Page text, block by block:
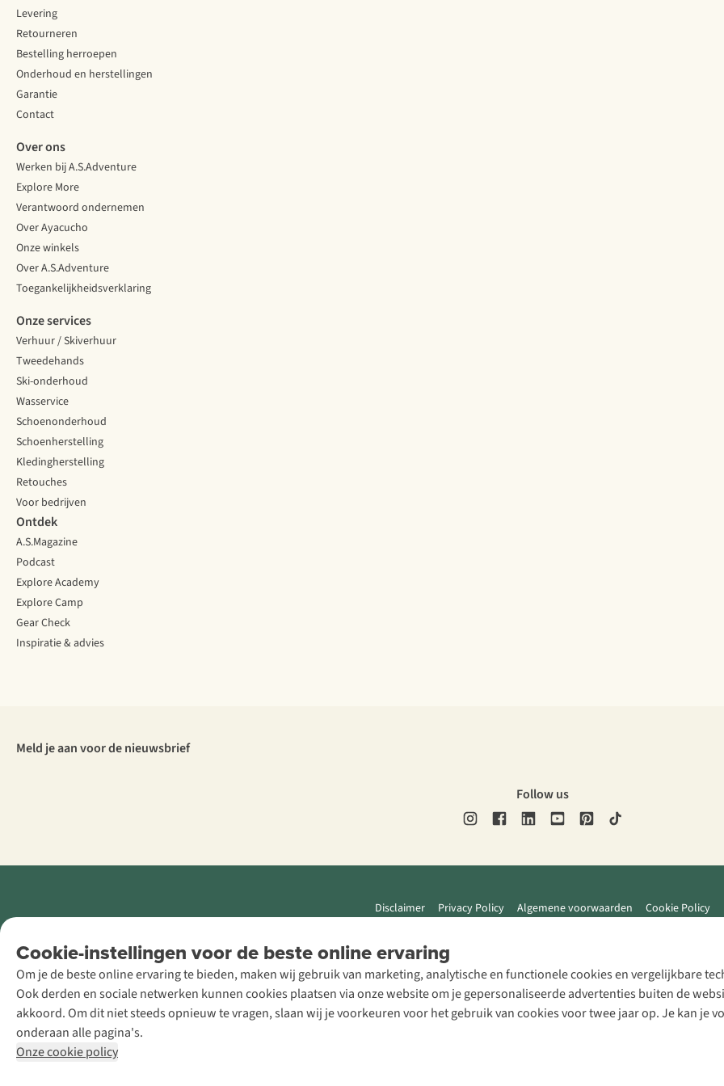
Cookie-instellingen voor de beste online ervaring
Om je de beste online ervaring te bieden, maken wij gebruik van marketing, analytische en functionele cookies en vergelijkbare
Ook derden en sociale netwerken kunnen cookies plaatsen via onze website om je gepersonaliseerde advertenties buiten de
akkoord. Om dit niet steeds opnieuw te vragen, slaan wij je voorkeuren voor het gebruik van cookies voor twee jaar op. Je kan je
onderaan alle pagina's.
Onze cookie policy
Levering
Retourneren
Bestelling herroepen
Onderhoud en herstellingen
Garantie
Contact
Over ons
Werken bij A.S.Adventure
Explore More
Verantwoord ondernemen
Over Ayacucho
Onze winkels
Over A.S.Adventure
Toegankelijkheidsverklaring
Onze services
Verhuur / Skiverhuur
Tweedehands
Ski-onderhoud
Wasservice
Schoenonderhoud
Schoenherstelling
Kledingherstelling
Retouches
Voor bedrijven
Ontdek
A.S.Magazine
Podcast
Explore Academy
Explore Camp
Gear Check
Inspiratie & advies
Meld je aan voor de nieuwsbrief
Follow us
Disclaimer Privacy Policy Algemene voorwaarden Cookie Policy
Retail Concepts
NV,
Smallandlaan
9, B-2660
Hoboken
+32 (0)3 828
30 15